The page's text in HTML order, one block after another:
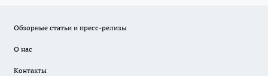
Обзорные статьи и пресс-релизы
О нас
Контакты